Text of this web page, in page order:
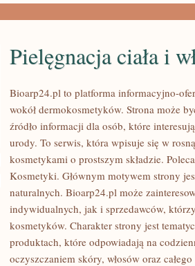
PIELĘGNACJA
CIAŁA
WŁOSÓW
Pielęgnacja ciała i
Bioarp24.pl to platforma informacyjno-
wokół dermokosmetyków. Strona może
źródło informacji dla osób, które
urody. To serwis, która wpisuje się w
kosmetykami o prostszym składzie.
Kosmetyki. Głównym motywem strony
naturalnych. Bioarp24.pl może
indywidualnych, jak i sprzedawców,
kosmetyków. Charakter strony jest
produktach, które odpowiadają na
oczyszczaniem skóry, włosów oraz